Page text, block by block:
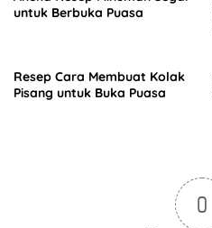
untuk Berbuka Puasa
Resep Cara Membuat Kolak
Pisang untuk Buka Puasa
0